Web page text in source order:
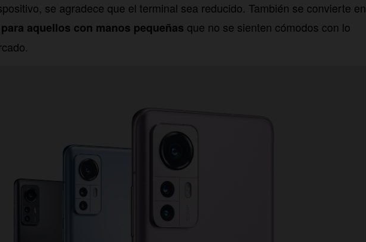
se agradece que el terminal sea reducido. También se convierte en
aquellos con manos pequeñas que no se sienten cómodos con lo